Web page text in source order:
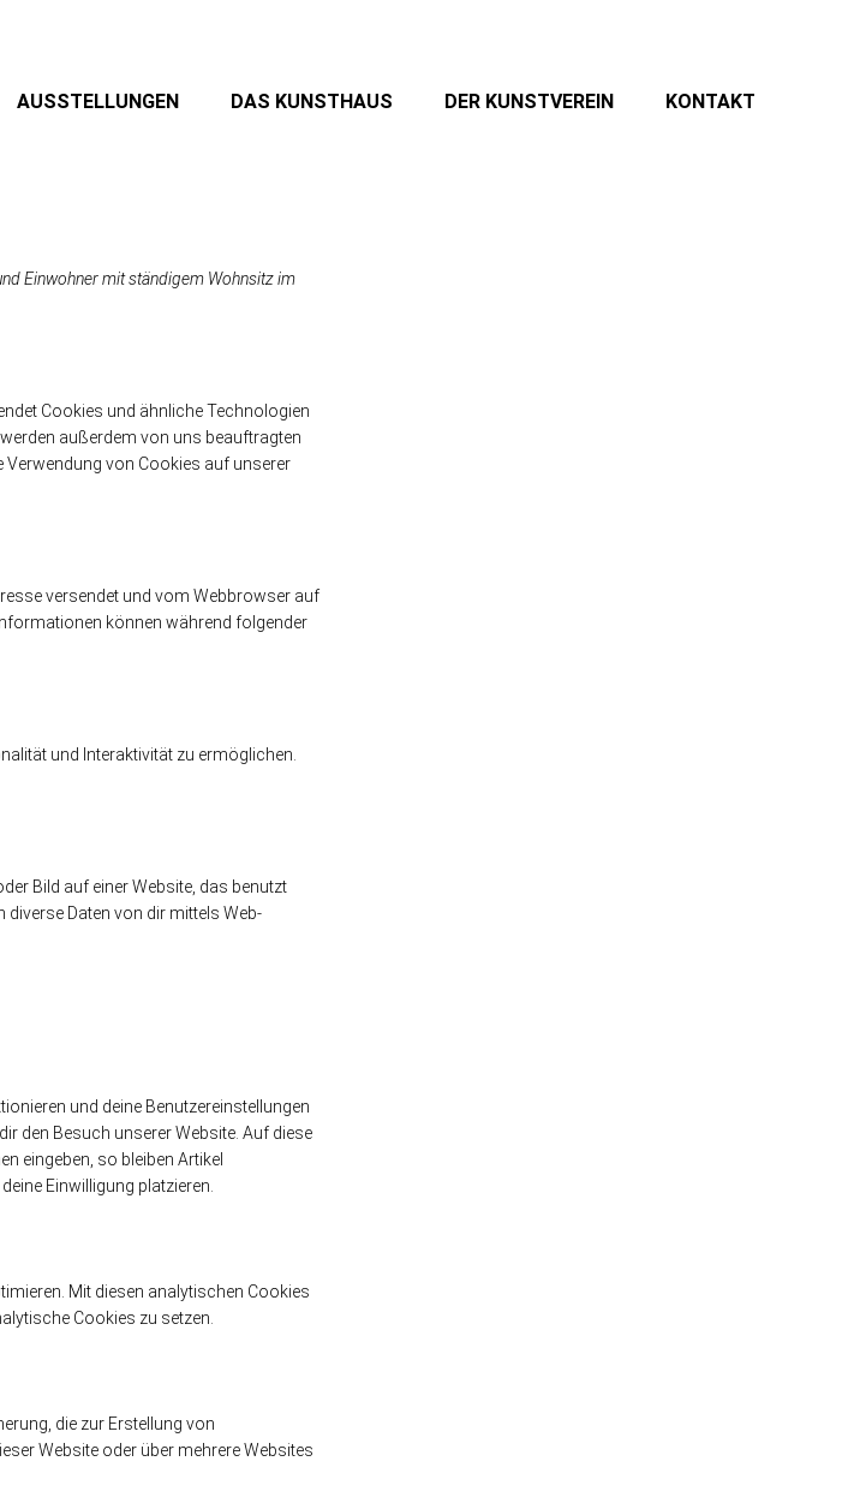
AUSSTELLUNGEN DAS KUNSTHAUS DER KUNSTVEREIN KONTAKT
Einwohner mit ständigem Wohnsitz im
Cookies und ähnliche Technologien
außerdem von uns beauftragten
Verwendung von Cookies auf unserer
versendet und vom Webbrowser auf
können während folgender
und Interaktivität zu ermöglichen.
Bild auf einer Website, das benutzt
Daten von dir mittels Web-
und deine Benutzereinstellungen
den Besuch unserer Website. Auf diese
eingeben, so bleiben Artikel
Einwilligung platzieren.
Mit diesen analytischen Cookies
Cookies zu setzen.
die zur Erstellung von
Website oder über mehrere Websites